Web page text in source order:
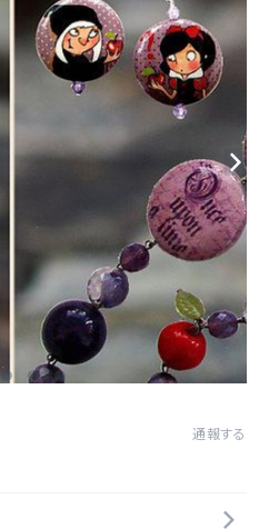
通報する